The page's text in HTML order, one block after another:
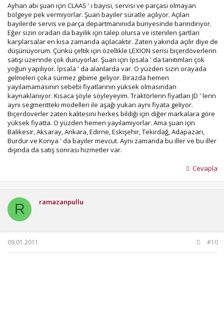
Ayhan abi şuan için CLAAS ' ı bayisi, servisi ve parçası olmayan
bölgeye pek vermiyorlar. Şuan bayiler süratle açılıyor. Açılan
bayilerde servis ve parça departmanınıda bünyesinde barındırıyor.
Eğer sizin oradan da bayilik için talep olursa ve istenilen şartları
karşılarsalar en kısa zamanda açılacaktır. Zaten yakında açılır diye de
düşünüyorum. Çünkü çeltik için özellikle LEXION serisi biçerdöverlerin
satışı üzerinde çok duruyorlar. Şuan için İpsala ' da tanıtımları çok
yoğun yapılıyor. İpsala ' da alanlarda var. O yüzden sizin orayada
gelmeleri çoka sürmez gibime geliyor. Birazda hemen
yayılamamasının sebebi fiyatlarının yüksek olmasından
kaynaklanıyor. Kısaca şöyle söyleyeyim. Traktörlerin fiyatları JD ' lerin
aynı segmentteki modelleri ile aşağı yukarı aynı fiyata geliyor.
Biçerdöverler zaten kalitesini herkes bildiği için diğer markalara göre
yüksek fiyatta. O yüzden hemen yayılamıyorlar. Ama şuan için
Balıkesir, Aksaray, Ankara, Edirne, Eskişehir, Tekirdağ, Adapazarı,
Burdur ve Konya ' da bayiler mevcut. Aynı zamanda bu iller ve bu iller
dışında da satış sonrası hizmetler var.
Cevapla
R ramazanpullu
09.01.2011 #10